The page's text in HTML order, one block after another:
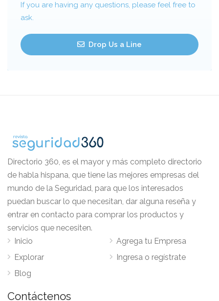
If you are having any questions, please feel free to
ask.
Drop Us a Line
Directorio 360, es el mayor y más completo directorio
de habla hispana, que tiene las mejores empresas del
mundo de la Seguridad, para que los interesados
puedan buscar lo que necesitan, dar alguna reseña y
entrar en contacto para comprar los productos y
servicios que necesiten.
Inicio
Explorar
Blog
Agrega tu Empresa
Ingresa o regístrate
Contáctenos